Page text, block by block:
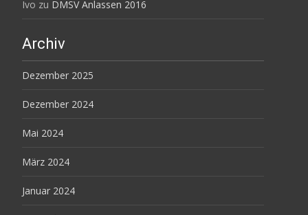
Ivo zu DMSV Anlassen 2016
Archiv
Dezember 2025
Dezember 2024
Mai 2024
März 2024
Januar 2024